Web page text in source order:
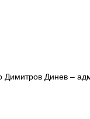
Динев –